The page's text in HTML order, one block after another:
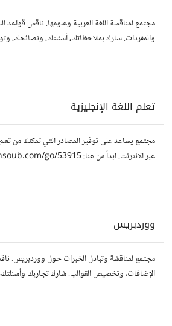
مجتمع لمناقشة اللغة العربية وعلومها. ناقش قواعد
والمفردات. شارك بملاحظاتك، أسئلتك، ونصائحك،
تعلم اللغة الإنجليزية
عبر الانترنت. ابدأ من هنا: https://io.hsoub.com/go/53915
ووردبريس
مجتمع لمناقشة وتبادل الخبرات حول ووردبريس.
الإضافات، وتخصيص القوالب. شارك تجاربك